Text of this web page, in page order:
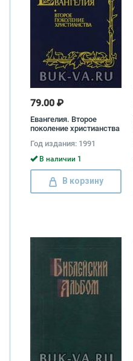
79.00 ₽
Евангелия. Второе
поколение христианства
Год издания: 1991
В наличии 1
В корзину